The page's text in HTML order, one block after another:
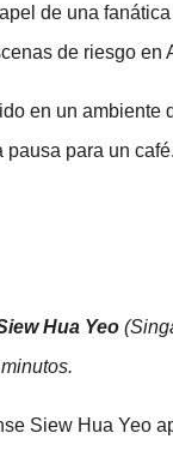
de una
de riesgo en
en un ambiente
pausa para un
Hua Yeo
Siew Hua Yeo